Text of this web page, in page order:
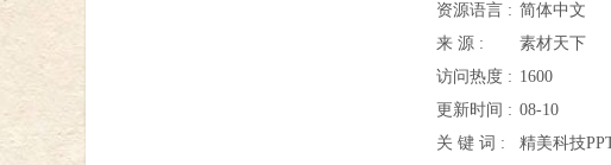
资源语言 : 简体中文
来 源 :
素材天下
访问热度 : 1600
更新时间 : 08-10
关 键 词 :
精美科技